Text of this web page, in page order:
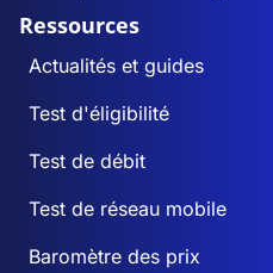
Ressources
Actualités et guides
Test d'éligibilité
Test de débit
Test de réseau mobile
Baromètre des prix